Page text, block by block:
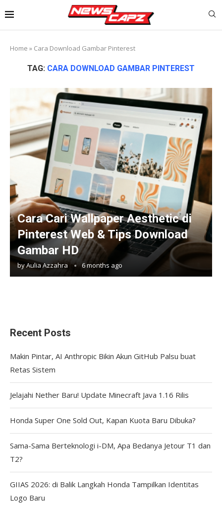
Home » Cara Download Gambar Pinterest
TAG: CARA DOWNLOAD GAMBAR PINTEREST
Cara Cari Wallpaper Aesthetic di
Pinterest Web & Tips Download
Gambar HD
byAulia Azzahra 6 months ago
Recent Posts
Makin Pintar, AI Anthropic Bikin Akun GitHub Palsu buat
Retas Sistem
Jelajahi Nether Baru! Update Minecraft Java 1.16 Rilis
Honda Super One Sold Out, Kapan Kuota Baru Dibuka?
Sama-Sama Berteknologi i-DM, Apa Bedanya Jetour T1 dan
T2?
GIIAS 2026: di Balik Langkah Honda Tampilkan Identitas
Logo Baru